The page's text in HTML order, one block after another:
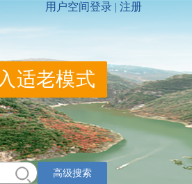
适老模式
高级搜索